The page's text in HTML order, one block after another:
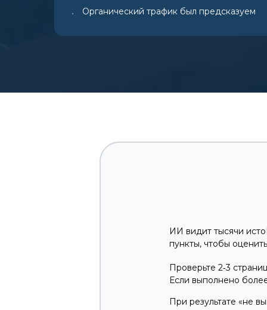
• Органический трафик был предсказуем
При результате «не
Проверьте 2‑3
Если выполнено
ИИ видит тысячи
пункты, чтобы